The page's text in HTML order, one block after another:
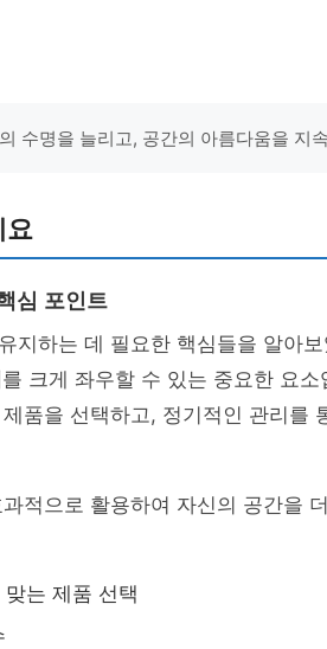
수명을 늘리고, 공간의 아름다움을 지
요
심 포인트
지하는 데 필요한 핵심들을 알아
를 크게 좌우할 수 있는 중요한 요
품을 선택하고, 정기적인 관리를
적으로 활용하여 자신의 공간을
는 제품 선택